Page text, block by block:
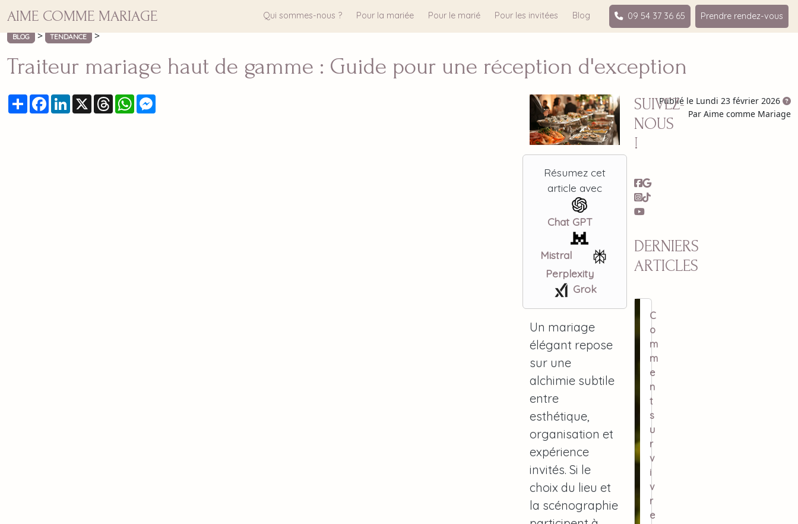
AIME COMME MARIAGE Qui sommes-nous ? Pour la mariée Pour le marié Pour les invitées Prendre rendez-vous
Blog 09 54 37 36 65
BLOG > TENDANCE >
Traiteur mariage haut de gamme : Guide pour une réception d'exception
PartagerFacebook
LinkedIn
X ThreadsWhatsApp
Publié le Lundi 23 février 2026
Par Aime comme Mariage
Résumez cet
article avec
Chat GPT
Mistral
Perplexity
Grok
Un mariage
élégant repose
sur une
alchimie subtile
entre
esthétique,
organisation et
expérience
invités. Si le
choix du lieu et
la scénographie
SUIVEZ-
NOUS
!
DERNIERS
ARTICLES
C
o
m
m
e
n
t
s
u
r
v
i
v
r
e